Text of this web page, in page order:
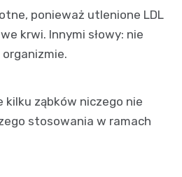
ponieważ utlenione LDL
krwi. Innymi słowy: nie
ząbków niczego nie
stosowania w ramach